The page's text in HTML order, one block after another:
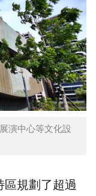
演中心等文化設
區規劃了超過